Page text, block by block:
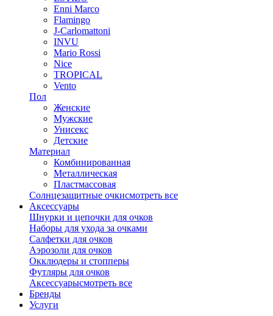
Enni Marco
Flamingo
J-Carlomattoni
INVU
Mario Rossi
Nice
TROPICAL
Vento
Пол
Женские
Мужские
Унисекс
Детские
Материал
Комбинированная
Металлическая
Пластмассовая
Солнцезащитные очкисмотреть все
Аксессуары
Шнурки и цепочки для очков
Наборы для ухода за очками
Салфетки для очков
Аэрозоли для очков
Окклюдеры и стопперы
Футляры для очков
Аксессуарысмотреть все
Бренды
Услуги